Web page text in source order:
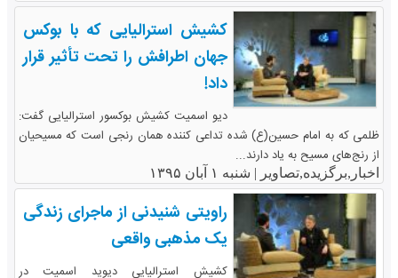
کشیش استرالیایی که با بوکس
جهان اطرافش را تحت تأثیر قرار
داد!
دیو اسمیت کشیش بوکسور استرالیایی گفت:
ظلمی که به امام حسین(ع) شده تداعی کننده همان رنجی است که مسیحیان
از رنج‌های مسیح به یاد دارند...
اخبار,برگزیده,تصاویر | شنبه ۱ آبان ۱۳۹۵
راویتی شنیدنی از ماجرای زندگی
یک مذهبی واقعی
کشیش استرالیایی دیوید اسمیت در